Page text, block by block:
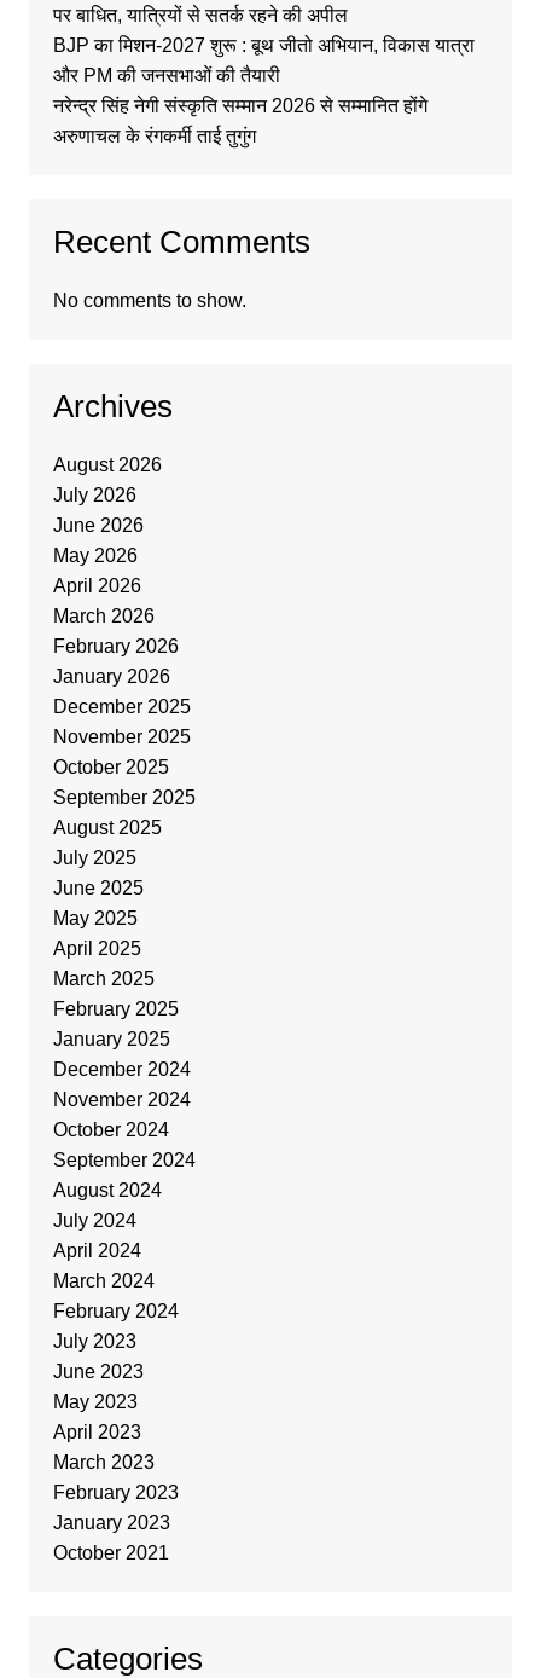
पर बाधित, यात्रियों से सतर्क रहने की अपील
BJP का मिशन-2027 शुरू : बूथ जीतो अभियान, विकास यात्रा
और PM की जनसभाओं की तैयारी
नरेन्द्र सिंह नेगी संस्कृति सम्मान 2026 से सम्मानित होंगे
अरुणाचल के रंगकर्मी ताई तुगुंग
Recent Comments
No comments to show.
Archives
August 2026
July 2026
June 2026
May 2026
April 2026
March 2026
February 2026
January 2026
December 2025
November 2025
October 2025
September 2025
August 2025
July 2025
June 2025
May 2025
April 2025
March 2025
February 2025
January 2025
December 2024
November 2024
October 2024
September 2024
August 2024
July 2024
April 2024
March 2024
February 2024
July 2023
June 2023
May 2023
April 2023
March 2023
February 2023
January 2023
October 2021
Categories